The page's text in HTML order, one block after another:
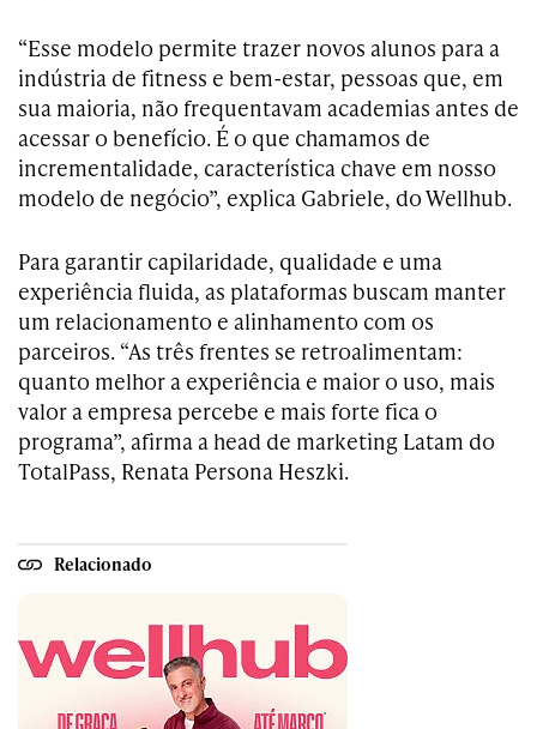
“Esse modelo permite trazer novos alunos para a
indústria de fitness e bem-estar, pessoas que, em
sua maioria, não frequentavam academias antes de
acessar o benefício. É o que chamamos de
incrementalidade, característica chave em nosso
modelo de negócio”, explica Gabriele, do Wellhub.
Para garantir capilaridade, qualidade e uma
experiência fluida, as plataformas buscam manter
um relacionamento e alinhamento com os
parceiros. “As três frentes se retroalimentam:
quanto melhor a experiência e maior o uso, mais
valor a empresa percebe e mais forte fica o
programa”, afirma a head de marketing Latam do
TotalPass, Renata Persona Heszki.
Relacionado